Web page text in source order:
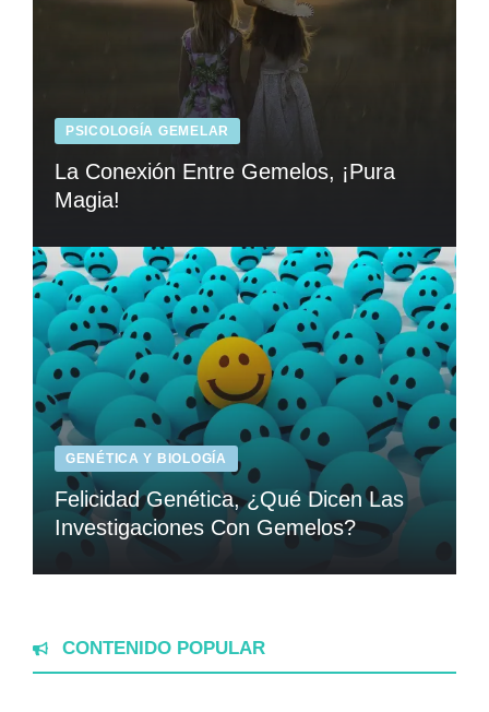
PSICOLOGÍA GEMELAR
La Conexión Entre Gemelos, ¡Pura
Magia!
GENÉTICA Y BIOLOGÍA
Felicidad Genética, ¿Qué Dicen Las
Investigaciones Con Gemelos?
CONTENIDO POPULAR